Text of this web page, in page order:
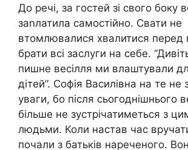
До речі, за гостей зі свого боку
заnлатила самостійно. Свати не
втомлювалися хвалитися перед
брати всі заслуги на себе.
пишне весілля ми влаштували
дітей”. Софія Василівна на те не
уваги, бо після сьогоднішнього
більше не зустрічатиметься з
людьми. Коли настав час
почали з батьків нареченого.